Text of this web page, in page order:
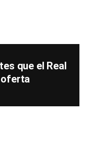
que el Real
oferta